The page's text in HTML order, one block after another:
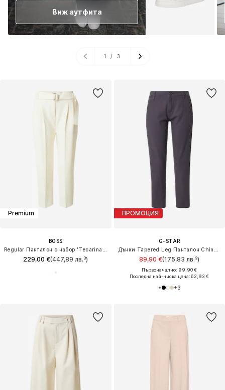
Premium
BOSS
229,00 €(447,89 лв.³)
ПРОМОЦИЯ
G-STAR
89,90 €(175,83 лв.³)
Първоначално: 99,90 €
Последна най-ниска цена:62,93 €
+3
Виж аутфита
1 / 3